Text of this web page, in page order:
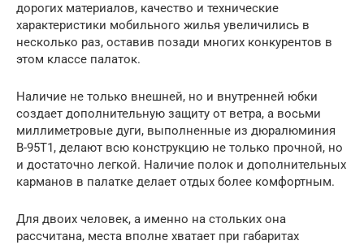
дорогих материалов, качество и технические
характеристики мобильного жилья увеличились в
несколько раз, оставив позади многих конкурентов в
этом классе палаток.
Наличие не только внешней, но и внутренней юбки
создает дополнительную защиту от ветра, а восьми
миллиметровые дуги, выполненные из дюралюминия
В-95Т1, делают всю конструкцию не только прочной, но
и достаточно легкой. Наличие полок и дополнительных
карманов в палатке делает отдых более комфортным.
Для двоих человек, а именно на стольких она
рассчитана, места вполне хватает при габаритах